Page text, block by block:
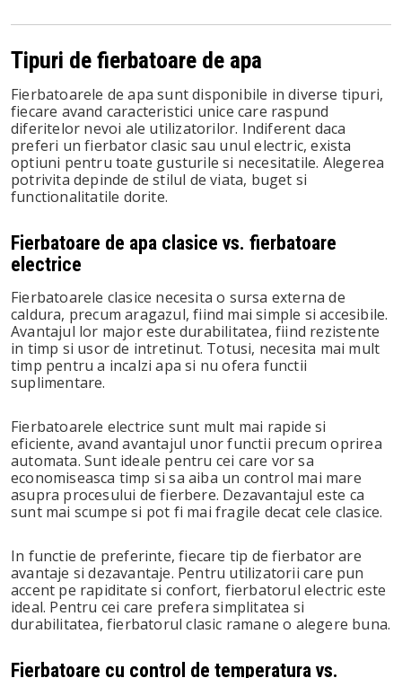
Tipuri de fierbatoare de apa
Fierbatoarele de apa sunt disponibile in diverse tipuri,
fiecare avand caracteristici unice care raspund
diferitelor nevoi ale utilizatorilor. Indiferent daca
preferi un fierbator clasic sau unul electric, exista
optiuni pentru toate gusturile si necesitatile. Alegerea
potrivita depinde de stilul de viata, buget si
functionalitatile dorite.
Fierbatoare de apa clasice vs. fierbatoare
electrice
Fierbatoarele clasice necesita o sursa externa de
caldura, precum aragazul, fiind mai simple si accesibile.
Avantajul lor major este durabilitatea, fiind rezistente
in timp si usor de intretinut. Totusi, necesita mai mult
timp pentru a incalzi apa si nu ofera functii
suplimentare.
Fierbatoarele electrice sunt mult mai rapide si
eficiente, avand avantajul unor functii precum oprirea
automata. Sunt ideale pentru cei care vor sa
economiseasca timp si sa aiba un control mai mare
asupra procesului de fierbere. Dezavantajul este ca
sunt mai scumpe si pot fi mai fragile decat cele clasice.
In functie de preferinte, fiecare tip de fierbator are
avantaje si dezavantaje. Pentru utilizatorii care pun
accent pe rapiditate si confort, fierbatorul electric este
ideal. Pentru cei care prefera simplitatea si
durabilitatea, fierbatorul clasic ramane o alegere buna.
Fierbatoare cu control de temperatura vs.